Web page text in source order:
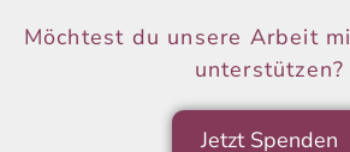
Möchtest du unsere Arbeit
unterstützen?
Jetzt Spenden